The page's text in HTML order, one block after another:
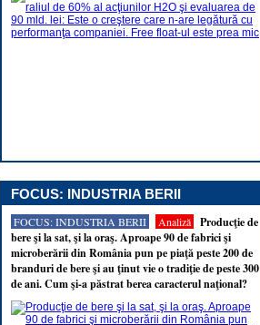
FOCUS: INDUSTRIA BERII
FOCUS: INDUSTRIA BERII Analiză
Producţie de
bere şi la sat, şi la oraş. Aproape 90 de fabrici şi
microberării din România pun pe piaţă peste 200 de
branduri de bere şi au ţinut vie o tradiţie de peste 300
de ani. Cum şi-a păstrat berea caracterul naţional?